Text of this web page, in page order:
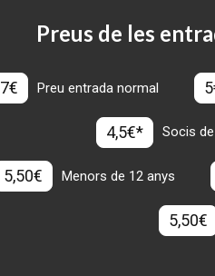
Preus de les
7€ Preu entrada normal
4,5€* Socis
5,50€ Menors de 12 anys
5,50€